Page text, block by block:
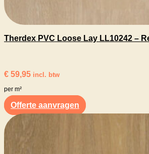
Therdex PVC Loose Lay LL10242 –
€ 59,95 incl. btw
per m²
Offerte aanvragen